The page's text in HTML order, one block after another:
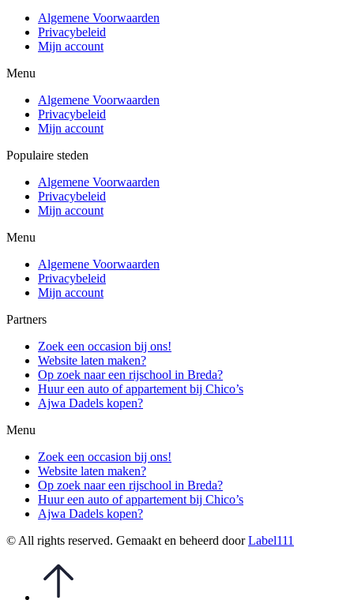
Algemene Voorwaarden
Privacybeleid
Mijn account
Menu
Algemene Voorwaarden
Privacybeleid
Mijn account
Populaire steden
Algemene Voorwaarden
Privacybeleid
Mijn account
Menu
Algemene Voorwaarden
Privacybeleid
Mijn account
Partners
Zoek een occasion bij ons!
Website laten maken?
Op zoek naar een rijschool in Breda?
Huur een auto of appartement bij Chico’s
Ajwa Dadels kopen?
Menu
Zoek een occasion bij ons!
Website laten maken?
Op zoek naar een rijschool in Breda?
Huur een auto of appartement bij Chico’s
Ajwa Dadels kopen?
© All rights reserved. Gemaakt en beheerd doorLabel111